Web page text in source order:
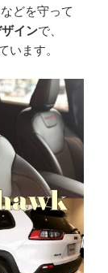
などを守って
インで、
います。